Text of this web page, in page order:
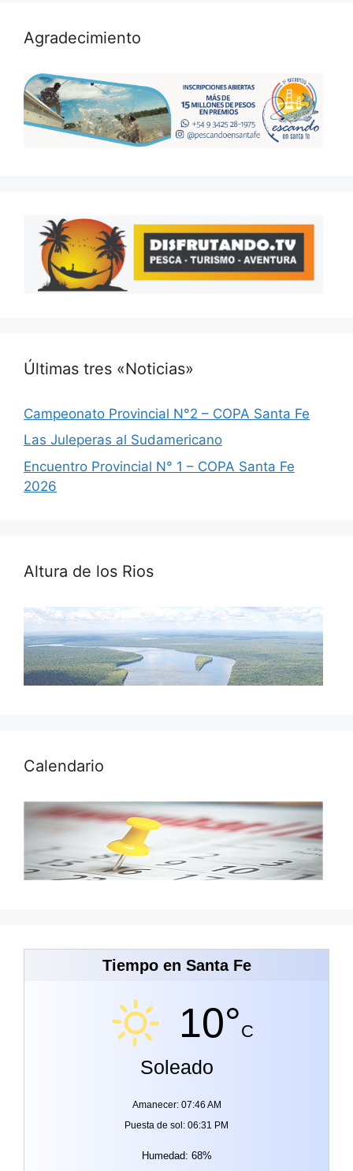
Agradecimiento
Últimas tres «Noticias»
Campeonato Provincial N°2 – COPA Santa Fe
Las Juleperas al Sudamericano
Encuentro Provincial N° 1 – COPA Santa Fe
2026
Altura de los Rios
Calendario
Tiempo en Santa Fe
10°C
Soleado
Amanecer: 07:46 AM
Puesta de sol: 06:31 PM
Humedad: 68%